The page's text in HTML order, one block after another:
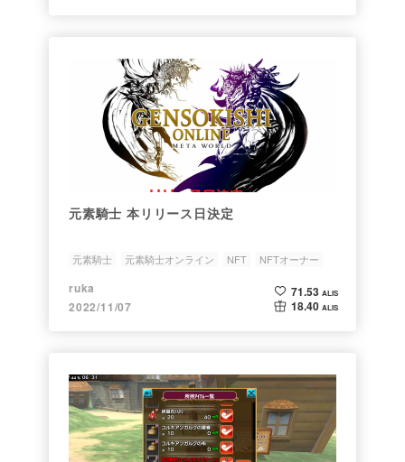
元素騎士 本リリース日決定
元素騎士 元素騎士オンライン NFT
NFTオーナー
NFTゲーム
ruka
2022/11/07
71.53 ALIS
18.40 ALIS